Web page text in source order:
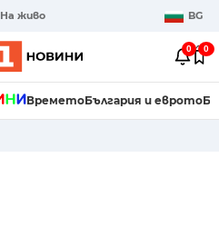
На живо BG
0 0
ВреметоБългария и еврото